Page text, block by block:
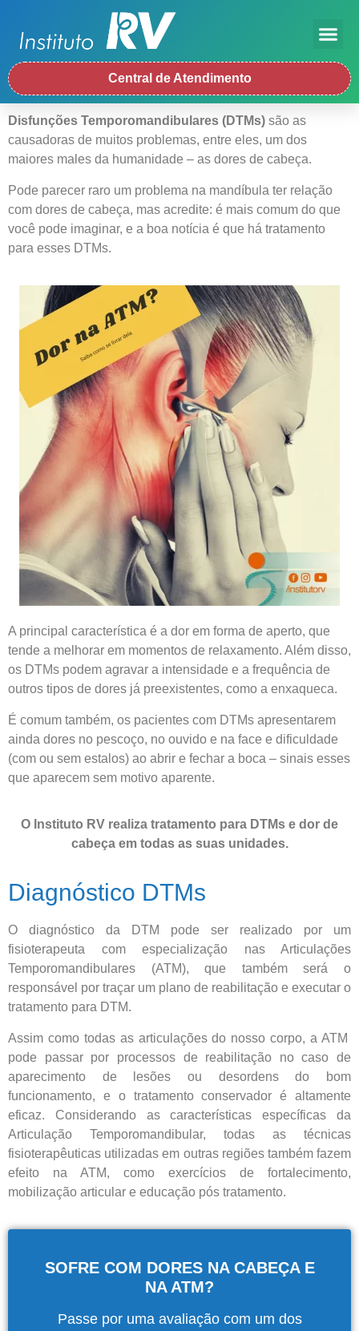
Central de Atendimento
Disfunções Temporomandibulares (DTMs) são as
causadoras de muitos problemas, entre eles, um dos
maiores males da humanidade – as dores de cabeça.
Pode parecer raro um problema na mandíbula ter relação
com dores de cabeça, mas acredite: é mais comum do que
você pode imaginar, e a boa notícia é que há tratamento
para esses DTMs.
A principal característica é a dor em forma de aperto, que
tende a melhorar em momentos de relaxamento. Além disso,
os DTMs podem agravar a intensidade e a frequência de
outros tipos de dores já preexistentes, como a enxaqueca.
É comum também, os pacientes com DTMs apresentarem
ainda dores no pescoço, no ouvido e na face e dificuldade
(com ou sem estalos) ao abrir e fechar a boca – sinais esses
que aparecem sem motivo aparente.
O Instituto RV realiza tratamento para DTMs e dor de
cabeça em todas as suas unidades.
Diagnóstico DTMs
O diagnóstico da DTM pode ser realizado por um
fisioterapeuta com especialização nas Articulações
Temporomandibulares (ATM), que também será o
responsável por traçar um plano de reabilitação e executar o
tratamento para DTM.
Assim como todas as articulações do nosso corpo, a ATM
pode passar por processos de reabilitação no caso de
aparecimento de lesões ou desordens do bom
funcionamento, e o tratamento conservador é altamente
eficaz. Considerando as características específicas da
Articulação Temporomandibular, todas as técnicas
fisioterapêuticas utilizadas em outras regiões também fazem
efeito na ATM, como exercícios de fortalecimento,
mobilização articular e educação pós tratamento.
SOFRE COM DORES NA CABEÇA E
NA ATM?
Passe por uma avaliação com um dos